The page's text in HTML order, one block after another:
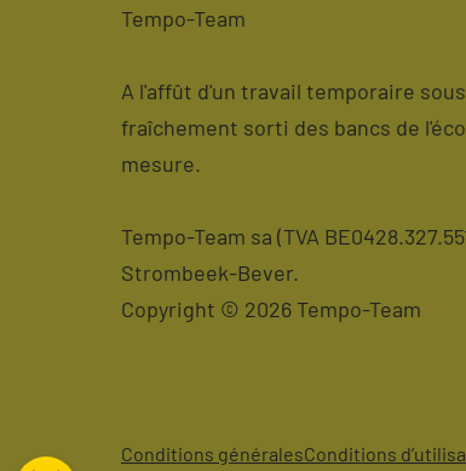
Tempo-Team
A l'affût d'un travail temporaire
fraîchement sorti des bancs de
mesure.
Tempo-Team sa (TVA
Strombeek-Bever.
Copyright © 2026 Tempo-Team
Conditions généralesConditions